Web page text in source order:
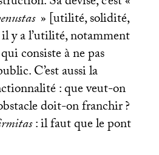
» [utilité, solidité,
y a l’utilité, notamment
consiste à ne pas
C’est aussi la
: que veut-on
doit-on franchir?
: il faut que le pont